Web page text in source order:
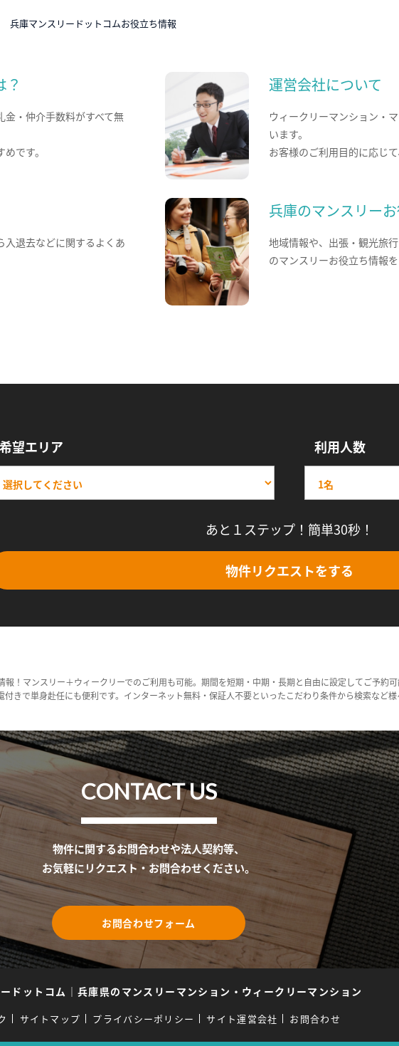
兵庫マンスリードットコムお役立ち情報
？
・仲介手数料がすべて無
です。
運営会社について
ウィークリーマンション・
います。
お客様のご利用目的に応じ
入退去などに関するよくあ
兵庫のマンスリー
地域情報や、出張・観光旅
のマンスリーお役立ち情報を
希望エリア 利用人数
あと１ステップ！簡単30秒！
物件リクエストをする
！マンスリー＋ウィークリーでのご利用も可能。期間を短期・中期・長期と自由に設定してご予約
きで単身赴任にも便利です。インターネット無料・保証人不要といったこだわり条件から検索など様
CONTACT US
物件に関するお問合わせや法人契約等、
お気軽にリクエスト・お問合わせください。
お問合わせフォーム
ドットコム ｜ 兵庫県のマンスリーマンション・ウィークリーマンション
サイトマップ プライバシーポリシー サイト運営会社 お問合わせ